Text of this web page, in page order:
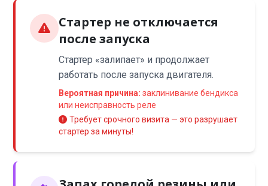
Стартер не отключается
после запуска
Стартер «залипает» и продолжает
работать после запуска двигателя.
Вероятная причина: заклинивание бендикса
или неисправность реле
Требует срочного визита — это разрушает
стартер за минуты!